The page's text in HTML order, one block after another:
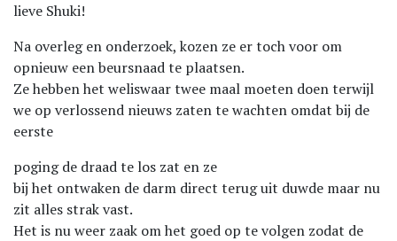
lieve Shuki!
Na overleg en onderzoek, kozen ze er toch voor om
opnieuw een beursnaad te plaatsen.
Ze hebben het weliswaar twee maal moeten doen terwijl
we op verlossend nieuws zaten te wachten omdat bij de
eerste
poging de draad te los zat en ze
bij het ontwaken de darm direct terug uit duwde maar nu
zit alles strak vast.
Het is nu weer zaak om het goed op te volgen zodat de